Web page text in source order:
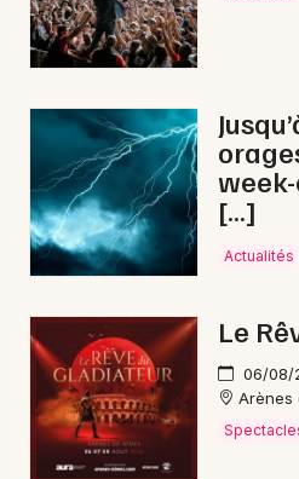
Mon email
Je
week-
[…]
Actualités
Le
06/08/
Arènes